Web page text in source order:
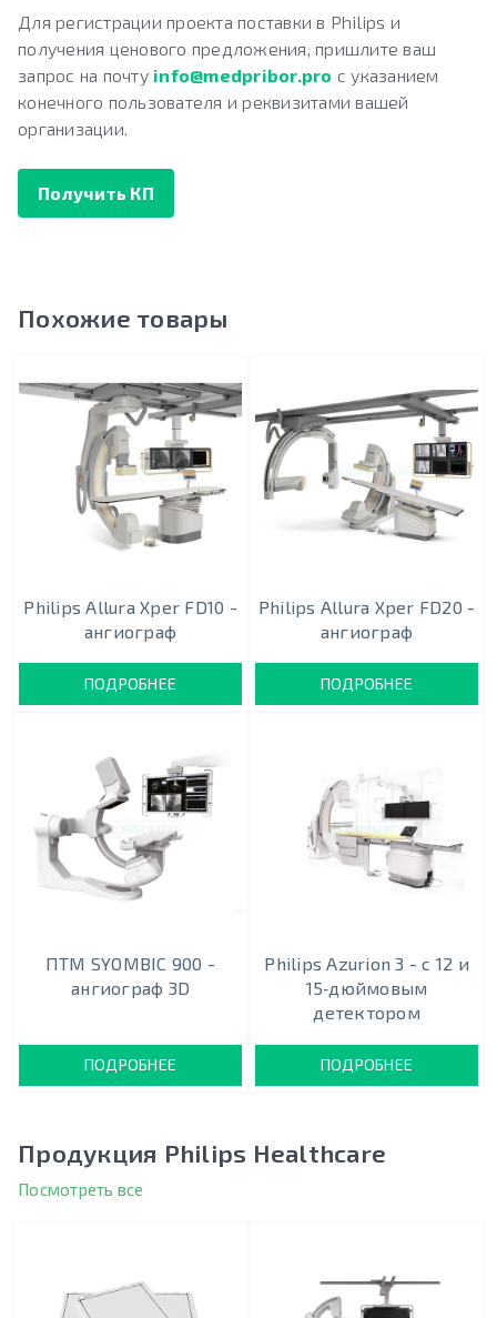
Для регистрации проекта поставки в Philips и
получения ценового предложения, пришлите ваш
запрос на почту info@medpribor.pro с указанием
конечного пользователя и реквизитами вашей
организации.
Получить КП
Похожие товары
Philips Allura Xper FD10 -
ангиограф
ПОДРОБНЕЕ
Philips Allura Xper FD20 -
ангиограф
ПОДРОБНЕЕ
ПТМ SYOMBIC 900 -
ангиограф 3D
ПОДРОБНЕЕ
Philips Azurion 3 - c 12 и
15‑дюймовым
детектором
ПОДРОБНЕЕ
Продукция Philips Healthcare
Посмотреть все